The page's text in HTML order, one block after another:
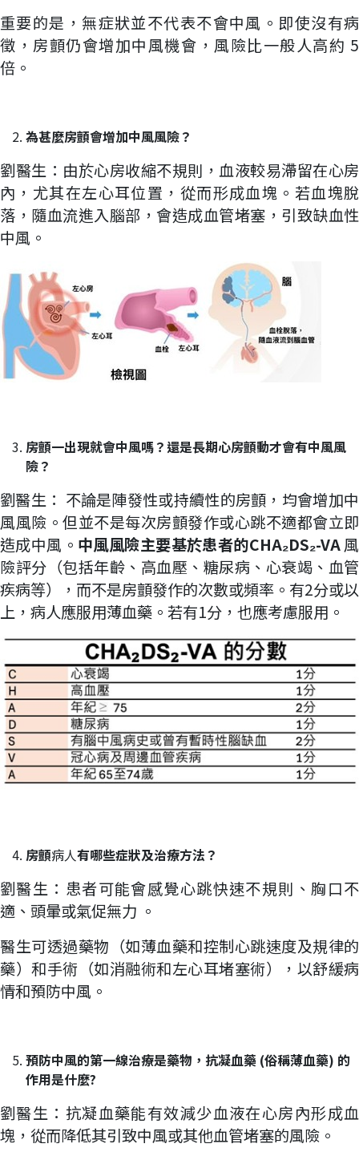
重要的是，無症狀並不代表不會中風。即使沒有病
徵，房顫仍會增加中風機會，風險比一般人高約 5
倍。
為甚麼房顫會增加中風風險？
劉醫生：由於心房收縮不規則，血液較易滯留在心房
內，尤其在左心耳位置，從而形成血塊。若血塊脫
落，隨血流進入腦部，會造成血管堵塞，引致缺血性
中風。
房顫一出現就會中風嗎？還是長期心房顫動才會有中風風
險？
劉醫生： 不論是陣發性或持續性的房顫，均會增加中
風風險。但並不是每次房顫發作或心跳不適都會立即
造成中風。 中風風險主要基於患者的CHA₂DS₂-VA風
險評分（包括年齡、高血壓、糖尿病、心衰竭、血管
疾病等），而不是房顫發作的次數或頻率。有2分或以
上，病人應服用薄血藥。若有1分，也應考慮服用。
房顫病人有哪些症狀及治療方法？
劉醫生：患者可能會感覺心跳快速不規則、胸口不
適、頭暈或氣促無力 。
醫生可透過藥物（如薄血藥和控制心跳速度及規律的
藥）和手術（如消融術和左心耳堵塞術），以舒緩病
情和預防中風。
預防中風的第一線治療是藥物，抗凝血藥 (俗稱薄血藥) 的
作用是什麼?
劉醫生：抗凝血藥能有效減少血液在心房內形成血
塊，從而降低其引致中風或其他血管堵塞的風險。